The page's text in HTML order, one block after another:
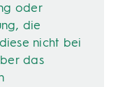
oder
die
nicht bei
das